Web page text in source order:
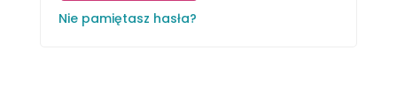
Nie pamiętasz hasła?